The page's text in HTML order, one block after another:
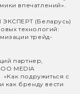
впечатлений».
(Беларусь)
технологий:
трейд-
партнер,
MEDIA
подружиться с
как бренду вести